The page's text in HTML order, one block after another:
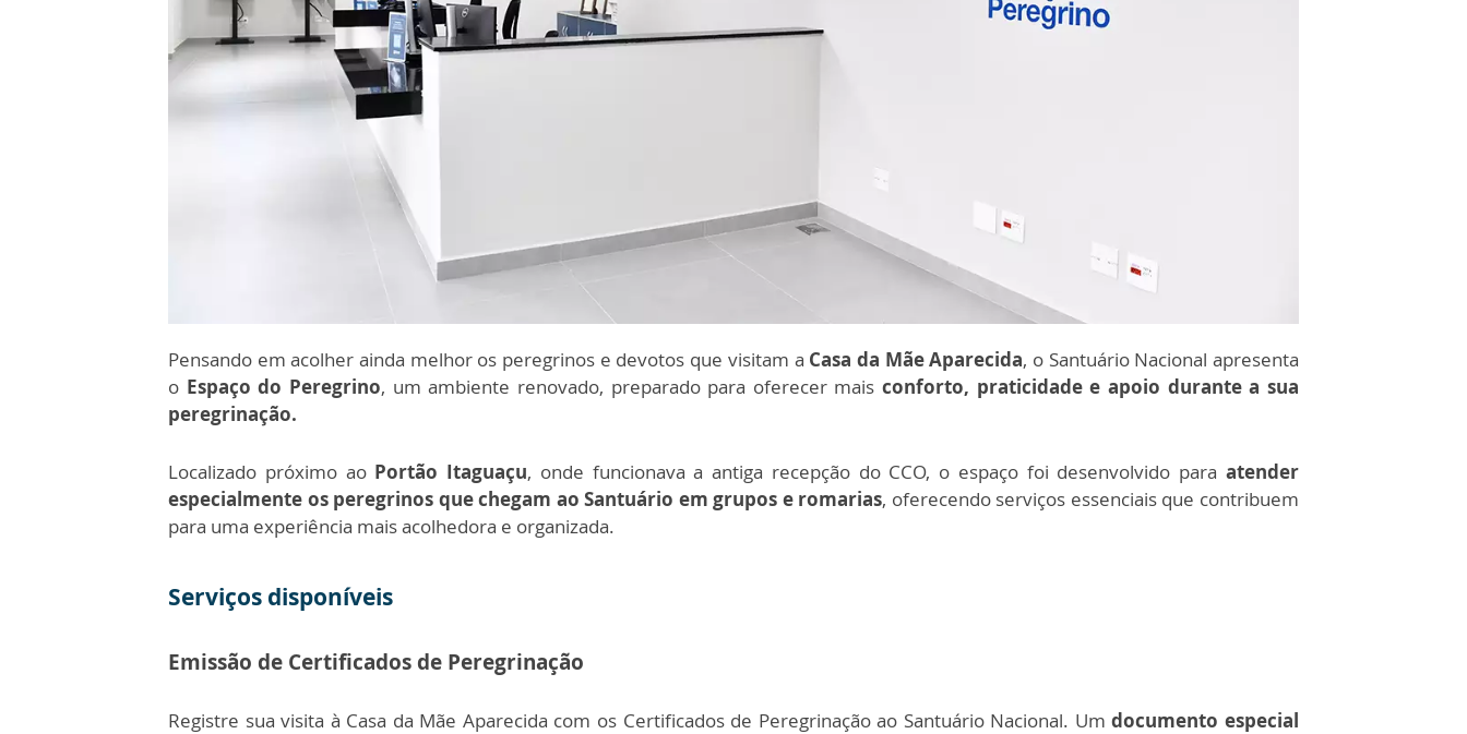
Pensando em acolher ainda melhor os peregrinos e devotos que visitam a Casa da Mãe Aparecida, o Santuário Nacional apresenta
o Espaço do Peregrino, um ambiente renovado, preparado para oferecer maisconforto, praticidade e apoio durante a sua
peregrinação.
Localizado próximo ao Portão Itaguaçu, onde funcionava a antiga recepção do CCO, o espaço foi desenvolvido paraatender
especialmente os peregrinos que chegam ao Santuário em grupos e romarias, oferecendo serviços essenciais que contribuem
para uma experiência mais acolhedora e organizada.
Serviços disponíveis
Emissão de Certificados de Peregrinação
Registre sua visita à Casa da Mãe Aparecida com os Certificados de Peregrinação ao Santuário Nacional. Umdocumento especial